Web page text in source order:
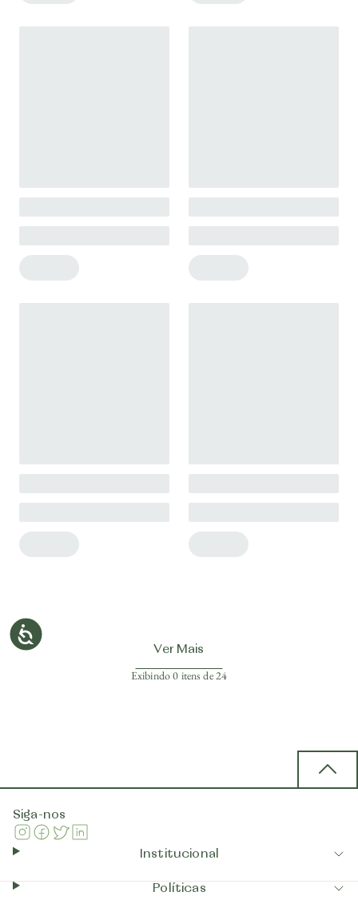
Ver Mais
Exibindo0 itens de 24
Siga-nos
Instagram
Facebook
Twitter
Institucional
Políticas